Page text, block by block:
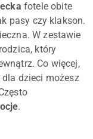
fotele obite
pasy czy klakson.
W zestawie
który
Co więcej,
dla dzieci możesz
.